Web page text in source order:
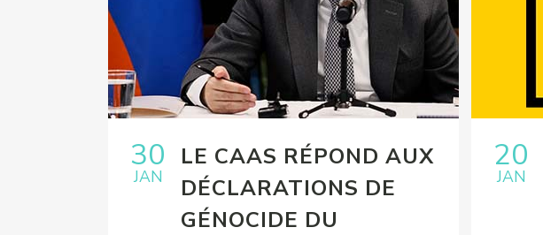
30
JAN
LE CAAS RÉPOND AUX
DÉCLARATIONS DE
GÉNOCIDE DU
20
JAN